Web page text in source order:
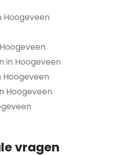
in Hoogeveen
Hoogeveen
Hoogeveen
vragen